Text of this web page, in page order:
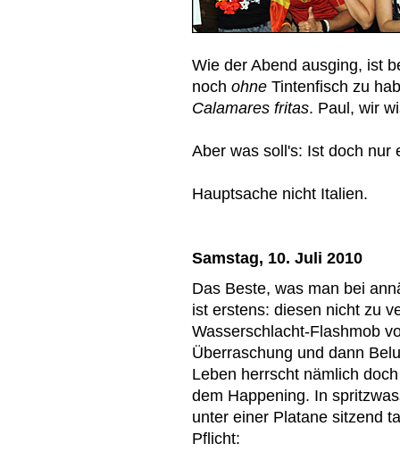
Wie der Abend ausging, ist
noch ohne Tintenfisch zu
Calamares fritas. Paul, wir
Aber was soll's: Ist doch nur
Hauptsache nicht Italien.
Samstag, 10. Juli 2010
Das Beste, was man bei
ist erstens: diesen nicht zu
Wasserschlacht-Flashmob
Überraschung und dann
Leben herrscht nämlich
dem Happening. In
unter einer Platane sitzend
Pflicht: